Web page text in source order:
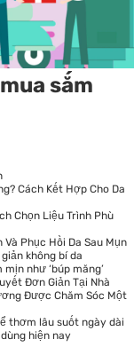
sắm
Cách Kết Hợp Cho Da
Chọn Liệu Trình Phù
Và Phục Hồi Da Sau Mụn
không bí da
như ‘búp măng’
Đơn Giản Tại Nhà
Được Chăm Sóc Một
thơm lâu suốt ngày dài
hiện nay